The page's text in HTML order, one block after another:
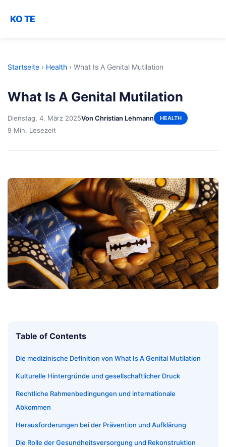
KO TE
Startseite › Health › What Is A Genital Mutilation
What Is A Genital Mutilation
Dienstag, 4. März 2025Von Christian Lehmann HEALTH
9 Min. Lesezeit
Table of Contents
Die medizinische Definition von What Is A Genital Mutilation
Kulturelle Hintergründe und gesellschaftlicher Druck
Rechtliche Rahmenbedingungen und internationale
Abkommen
Herausforderungen bei der Prävention und Aufklärung
Die Rolle der Gesundheitsversorgung und Rekonstruktion